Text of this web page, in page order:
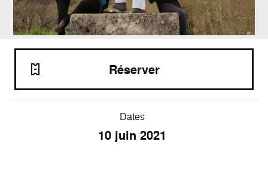
Dates
10juin 2021
Réserver